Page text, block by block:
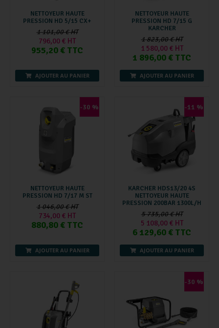
NETTOYEUR HAUTE
PRESSION HD 5/15 CX+
1 101,00 € HT
796,00 € HT
955,20 € TTC
AJOUTER AU PANIER
NETTOYEUR HAUTE
PRESSION HD 7/15 G
KARCHER
1 823,00 € HT
1 580,00 € HT
1 896,00 € TTC
AJOUTER AU PANIER
-30 %
NETTOYEUR HAUTE
PRESSION HD 7/17 M ST
1 046,00 € HT
734,00 € HT
880,80 € TTC
AJOUTER AU PANIER
-11 %
KARCHER HDS13/20 4S
NETTOYEUR HAUTE
PRESSION 200BAR 1300L/H
5 735,00 € HT
5 108,00 € HT
6 129,60 € TTC
AJOUTER AU PANIER
-30 %